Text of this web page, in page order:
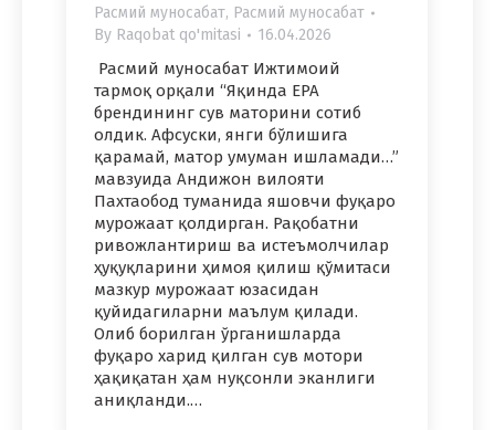
Расмий муносабат, Расмий муносабат
By Raqobat qo'mitasi 16.04.2026
Расмий муносабат Ижтимоий
тармоқ орқали “Яқинда EPA
брендининг сув маторини сотиб
олдик. Афсуски, янги бўлишига
қарамай, матор умуман ишламади…”
мавзуида Андижон вилояти
Пахтаобод туманида яшовчи фуқаро
мурожаат қолдирган. Рақобатни
ривожлантириш ва истеъмолчилар
ҳуқуқларини ҳимоя қилиш қўмитаси
мазкур мурожаат юзасидан
қуйидагиларни маълум қилади.
Олиб борилган ўрганишларда
фуқаро харид қилган сув мотори
ҳақиқатан ҳам нуқсонли эканлиги
аниқланди.…